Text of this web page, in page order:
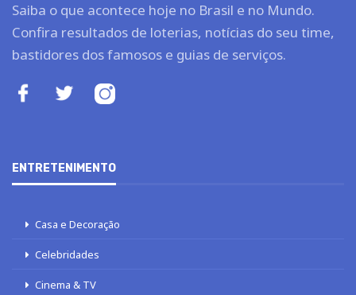
Saiba o que acontece hoje no Brasil e no Mundo.
Confira resultados de loterias, notícias do seu time,
bastidores dos famosos e guias de serviços.
ENTRETENIMENTO
Casa e Decoração
Celebridades
Cinema & TV